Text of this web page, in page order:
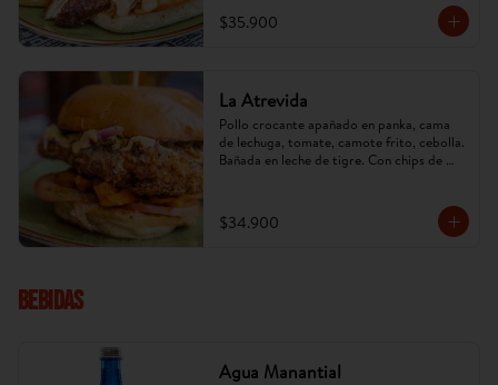
$35.900
La Atrevida
Pollo crocante apañado en panka, cama
de lechuga, tomate, camote frito, cebolla.
Bañada en leche de tigre. Con chips de
$34.900
Bebidas
Agua Manantial